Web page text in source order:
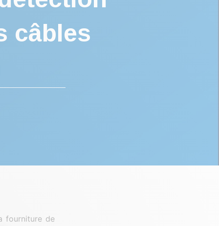
câbles
fourniture de